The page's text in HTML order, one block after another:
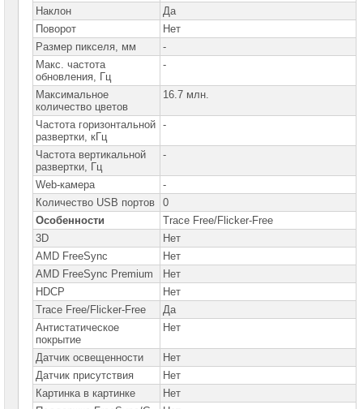
Наклон
Да
Поворот
Нет
Размер пикселя, мм
-
Макс. частота
обновления, Гц
-
Максимальное
количество цветов
16.7 млн.
Частота горизонтальной
развертки, кГц
-
Частота вертикальной
развертки, Гц
-
Web-камера
-
Количество USB портов
0
Особенности
Trace Free/Flicker-Free
3D
Нет
AMD FreeSync
Нет
AMD FreeSync Premium
Нет
HDCP
Нет
Trace Free/Flicker-Free
Да
Антистатическое
покрытие
Нет
Датчик освещенности
Нет
Датчик присутствия
Нет
Картинка в картинке
Нет